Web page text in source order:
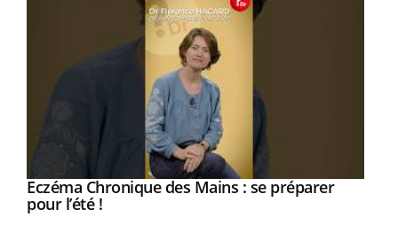
Youtube
Eczéma Chronique des Mains : se préparer
pour l’été !Youtube